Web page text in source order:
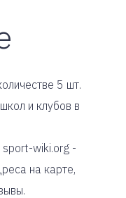
5 шт.
и клубов в
sport-wiki.org -
на карте,